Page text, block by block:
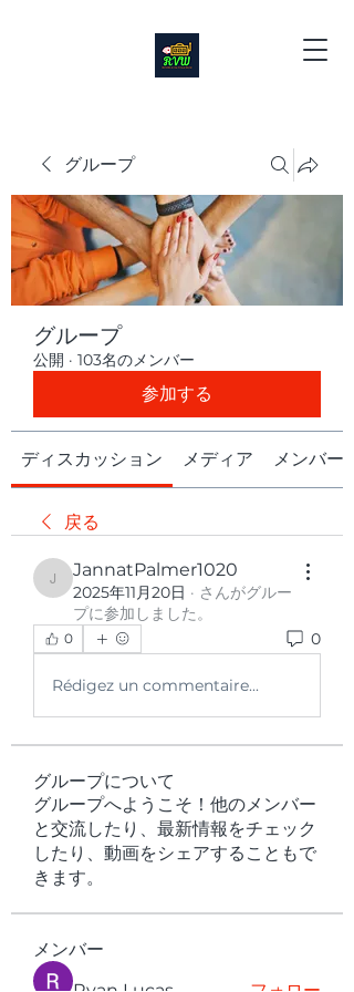
グループ
グループ
公開 · 103名のメンバー
参加する
ディスカッション メディア メンバー
戻る
JannatPalmer1020
JannatPalmer1020
2025年11月20日 · さんがグルー
プに参加しました。
0 0
Rédigez un commentaire...
グループについて
グループへようこそ！他のメンバー
と交流したり、最新情報をチェック
したり、動画をシェアすることもで
きます。
メンバー